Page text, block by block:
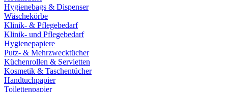
Hygienebags & Dispenser
Wäschekörbe
Klinik- & Pflegebedarf
Klinik- und Pflegebedarf
Hygienepapiere
Putz- & Mehrzwecktücher
Küchenrollen & Servietten
Kosmetik & Taschentücher
Handtuchpapier
Toilettenpapier